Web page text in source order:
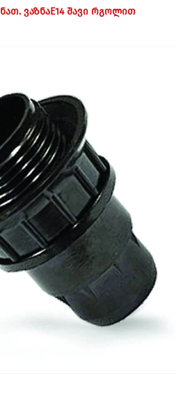
ნათ. ვაზნაE14 შავი რგოლით